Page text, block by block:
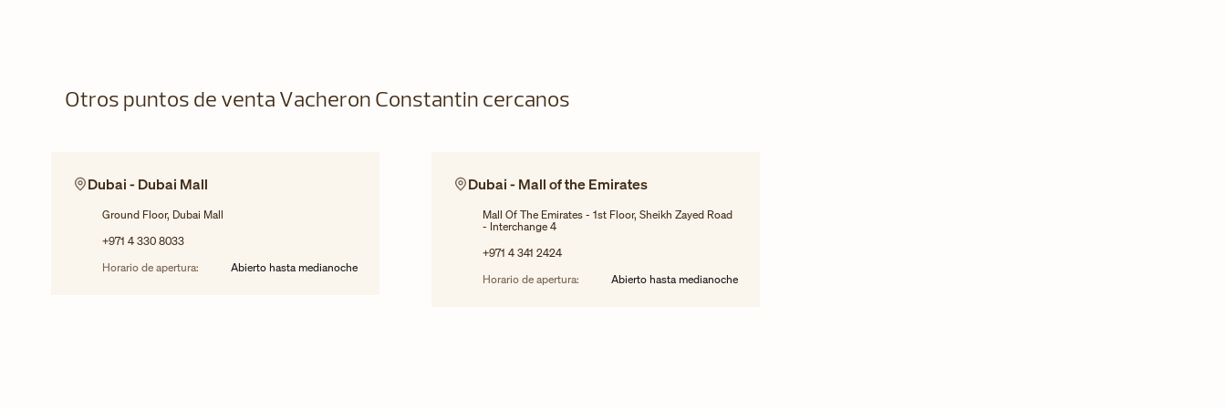
Otros puntos de venta Vacheron Constantin cercanos
Dubai - Dubai Mall
Ground Floor, Dubai Mall
+971 4 330 8033
Horario de apertura:
Abierto hasta medianoche
Dubai - Mall of the Emirates
Mall Of The Emirates - 1st Floor, Sheikh Zayed Road
- Interchange 4
+971 4 341 2424
Horario de apertura:
Abierto hasta medianoche